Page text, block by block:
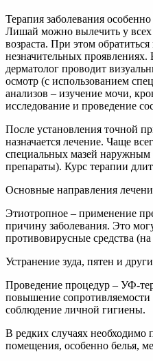
Терапия заболевания
Лишай можно вылечить у всех
возраста. При этом
незначительных проявлениях.
дерматолог проводит
осмотр (с использованием
анализов – изучение мочи,
исследование и проведение
После установления точной
назначается лечение. Чаще
специальных мазей наружным
препараты). Курс терапии
Основные направления
Этиотропное – применение
причину заболевания. Это
противовирусные средства
Устранение зуда, пятен и
Проведение процедур – УФ-
повышение
соблюдение личной гигиены.
В редких случаях необходимо
помещения, особенно белья,